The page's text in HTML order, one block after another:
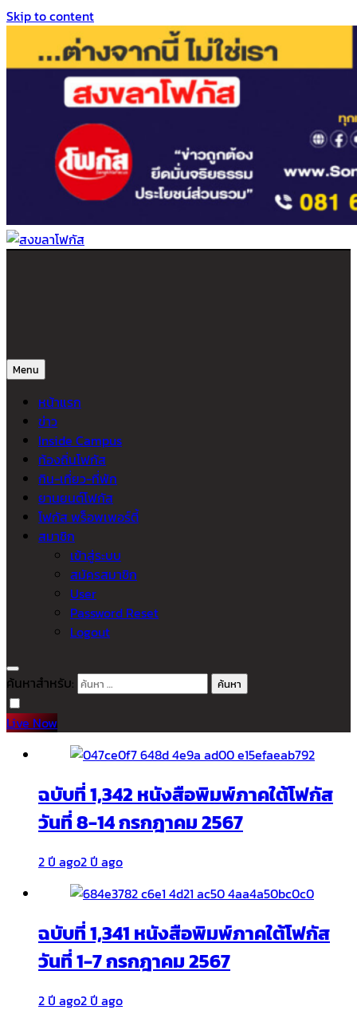
Skip to content
Menu
หน้าแรก
ข่าว
Inside Campus
ท้องถิ่นโฟกัส
กิน-เที่ยว-ที่พัก
ยานยนต์โฟกัส
โฟกัส พร็อพเพอร์ตี้
สมาชิก
เข้าสู่ระบบ
สมัครสมาชิก
User
Password Reset
Logout
ค้นหาสำหรับ:
Live Now
ฉบับที่ 1,342 หนังสือพิมพ์ภาคใต้โฟกัส
วันที่ 8-14 กรกฎาคม 2567
2 ปี ago2 ปี ago
ฉบับที่ 1,341 หนังสือพิมพ์ภาคใต้โฟกัส
วันที่ 1-7 กรกฎาคม 2567
2 ปี ago2 ปี ago